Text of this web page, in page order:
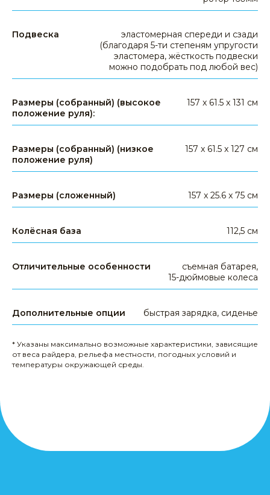
Подвеска
эластомерная спереди и сзади
(благодаря 5-ти степеням упругости
эластомера, жёсткость подвески
можно подобрать под любой вес)
Размеры (собранный) (высокое
положение руля):
157 x 61.5 x 131 см
Размеры (собранный) (низкое
положение руля)
157 x 61.5 x 127 см
Размеры (сложенный) 157 x 25.6 x 75 см
Колёсная база 112,5 см
Отличительные особенности
съемная батарея,
15-дюймовые колеса
Дополнительные опции быстрая зарядка, сиденье
* Указаны максимально возможные характеристики, зависящие
от веса райдера, рельефа местности, погодных условий и
температуры окружающей среды.
сервис
политика конфиденциальности
публичная оферта
КАТЕГОРИИ ТОВАРОВ
электровелосипеды
электроскутеры
аксессуары
другое
вк